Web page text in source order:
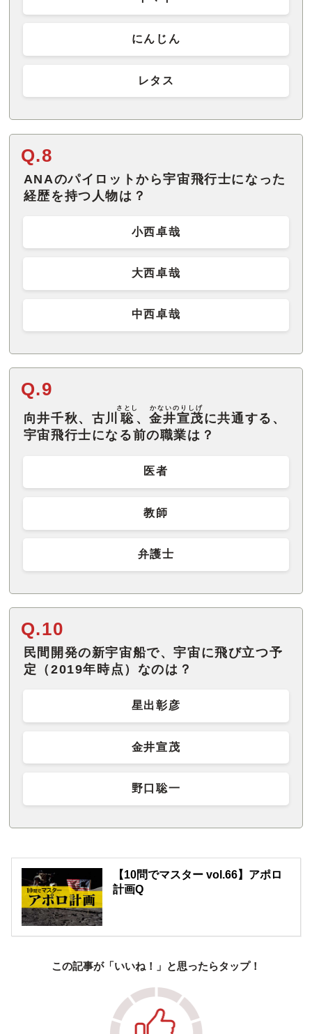
にんじん
レタス
Q.8
ANAのパイロットから宇宙飛行士になった
経歴を持つ人物は？
小西卓哉
大西卓哉
中西卓哉
Q.9
向井千秋、古川 聡
さとし
、金井宣茂
かないのりしげ
に共通する、
宇宙飛行士になる前の職業は？
医者
教師
弁護士
Q.10
民間開発の新宇宙船で、宇宙に飛び立つ予
定（2019年時点）なのは？
星出彰彦
金井宣茂
野口聡一
【10問でマスター vol.66】アポロ
計画Q
この記事が「いいね！」と思ったらタップ！